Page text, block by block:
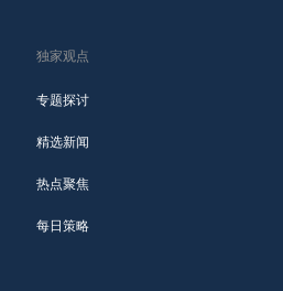
独家观点
专题探讨
精选新闻
热点聚焦
每日策略